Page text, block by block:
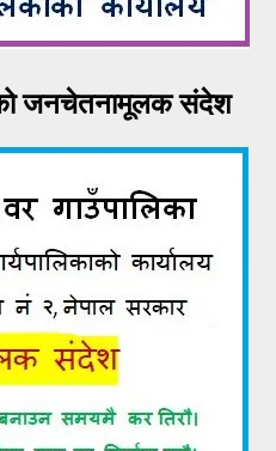
जनचेतनामूलक संदेश